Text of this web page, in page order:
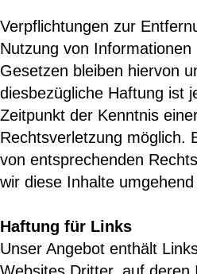
Verpflichtungen zur
Nutzung von
Gesetzen bleiben hiervon
diesbezügliche Haftung ist
Zeitpunkt der Kenntnis
Rechtsverletzung möglich.
von entsprechenden
wir diese Inhalte
Haftung für Links
Unser Angebot enthält